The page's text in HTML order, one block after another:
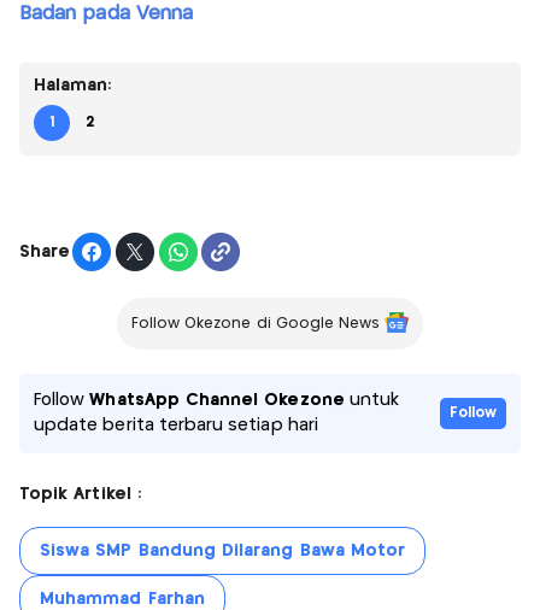
Badan pada Venna
Halaman:
1 2
Share
Follow Okezone di Google News
FollowWhatsApp Channel Okezone untuk
update berita terbaru setiap hari
Follow
Topik Artikel :
Siswa SMP Bandung Dilarang Bawa Motor
Muhammad Farhan